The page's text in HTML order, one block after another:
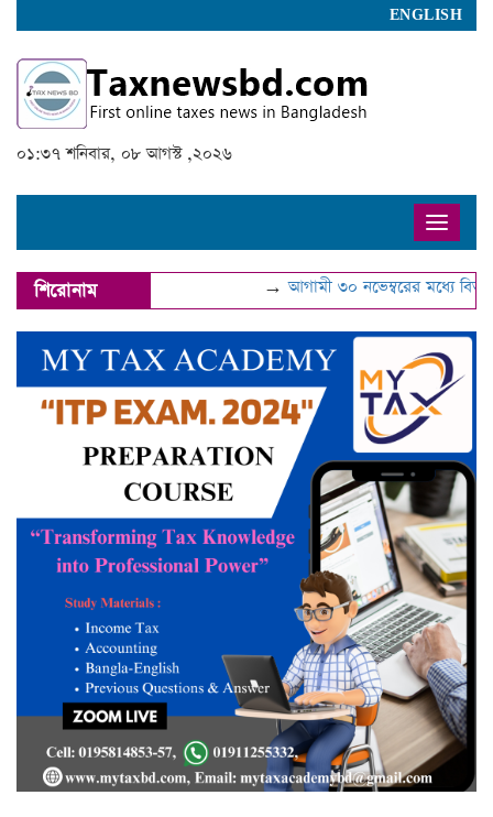
ENGLISH
০১:৩৭ শনিবার, ০৮ আগস্ট ,২০২৬
Toggle
শিরোনাম →আগামী ৩০ নভেম্বরের মধ্যে